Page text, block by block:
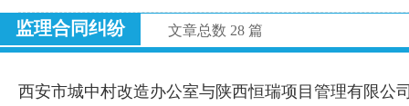
监理合同纠纷 文章总数 28 篇
西安市城中村改造办公室与陕西恒瑞项目管理有限公